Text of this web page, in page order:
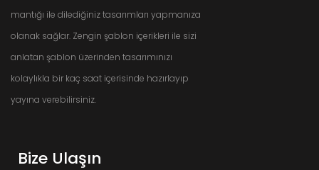
mantığı ile dilediğiniz tasarımları yapmanıza
olanak sağlar. Zengin şablon içerikleri ile sizi
anlatan şablon üzerinden tasarımınızı
kolaylıkla bir kaç saat içerisinde hazırlayıp
yayına verebilirsiniz.
Bize Ulaşın